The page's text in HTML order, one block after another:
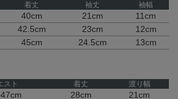
着丈 袖丈 袖幅
40cm 21cm
11cm
42.5cm 23cm
12cm
45cm 24.5cm 13cm
スト 着丈 渡り幅
28cm
21cm